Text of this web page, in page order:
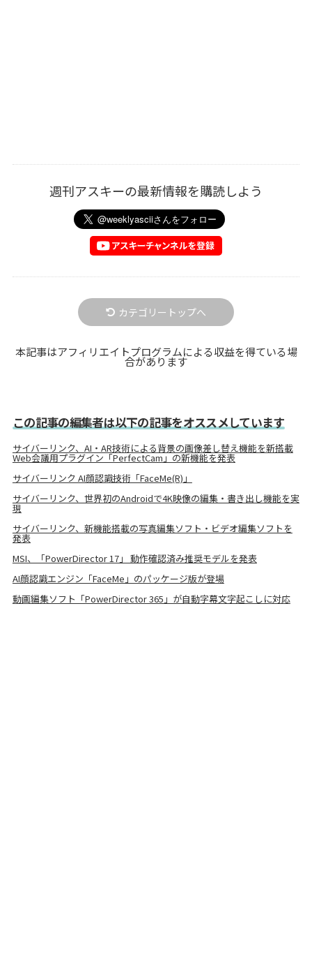
週刊アスキーの最新情報を購読しよう
カテゴリートップへ
本記事はアフィリエイトプログラムによる収益を得ている場
合があります
この記事の編集者は以下の記事をオススメしています
サイバーリンク、AI・AR技術による背景の画像差し替え機能を新搭載
Web会議用プラグイン「PerfectCam」の新機能を発表
サイバーリンク AI顔認識技術「FaceMe(R)」
サイバーリンク、世界初のAndroidで4K映像の編集・書き出し機能を実
現
サイバーリンク、新機能搭載の写真編集ソフト・ビデオ編集ソフトを
発表
MSI、「PowerDirector 17」 動作確認済み推奨モデルを発表
AI顔認識エンジン「FaceMe」のパッケージ版が登場
動画編集ソフト「PowerDirector 365」が自動字幕文字起こしに対応